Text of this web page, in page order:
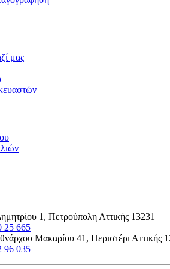
μας
1, Πετρούπολη Αττικής 13231
25 665
Μακαρίου 41, Περιστέρι Αττικής
96 035